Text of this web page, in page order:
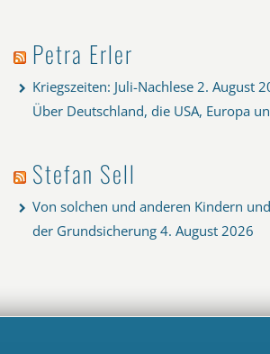
Petra Erler
Kriegszeiten: Juli-Nachlese 2. August
Über Deutschland, die USA, Europa
Stefan Sell
Von solchen und anderen Kindern
der Grundsicherung 4. August 2026